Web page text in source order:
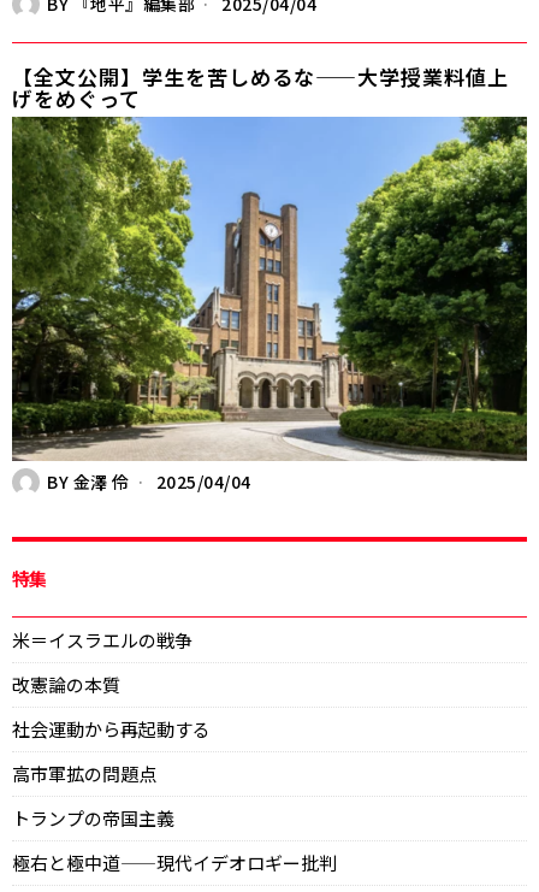
【全文公開】学生を苦しめるな——大学授業料値上
げをめぐって
BY 金澤 伶 2025/04/04
特集
米＝イスラエルの戦争
改憲論の本質
社会運動から再起動する
高市軍拡の問題点
トランプの帝国主義
極右と極中道——現代イデオロギー批判